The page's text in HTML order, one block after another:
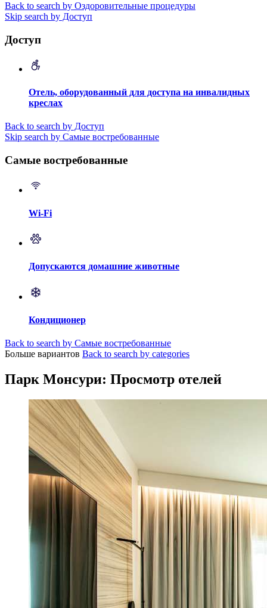
Back to search by Оздоровительные процедуры
Skip search by Доступ
Доступ
Отель, оборудованный для доступа на инвалидных
креслах
Back to search by Доступ
Skip search by Самые востребованные
Самые востребованные
Wi-Fi
Допускаются домашние животные
Кондиционер
Back to search by Самые востребованные
Больше вариантов Back to search by categories
Парк Монсури: Просмотр отелей